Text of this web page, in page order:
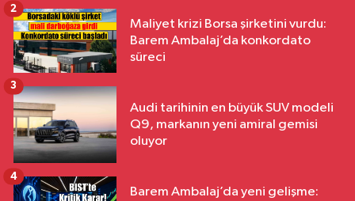
Maliyet krizi Borsa şirketini vurdu:
Barem Ambalaj’da konkordato
süreci
2
Audi tarihinin en büyük SUV modeli
Q9, markanın yeni amiral gemisi
oluyor
3
Barem Ambalaj’da yeni gelişme:
4